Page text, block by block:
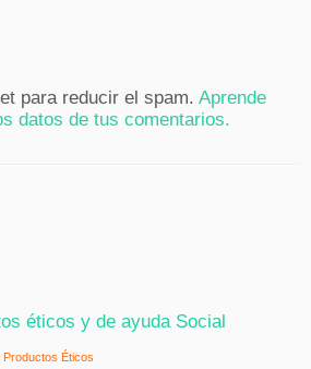
para reducir el spam. Aprende
datos de tus comentarios.
Éticos